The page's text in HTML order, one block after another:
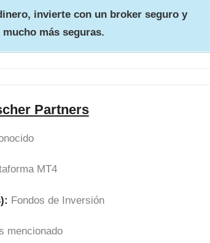
invierte con un broker seguro y
más seguras.
Partners
MT4
Fondos de Inversión
mencionado